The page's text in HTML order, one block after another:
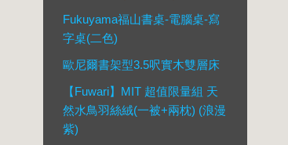
Fukuyama福山書桌-電腦桌-寫
字桌(二色)
歐尼爾書架型3.5呎實木雙層床
【Fuwari】MIT 超值限量組 天
然水鳥羽絲絨(一被+兩枕) (浪漫
紫)